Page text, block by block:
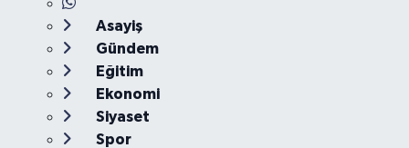
Asayiş
Gündem
Eğitim
Ekonomi
Siyaset
Spor